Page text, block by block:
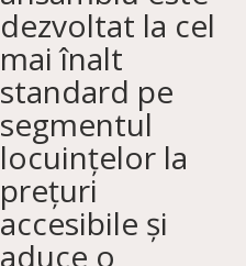
dezvoltat la cel
mai înalt
standard pe
segmentul
locuințelor la
prețuri
accesibile și
aduce o